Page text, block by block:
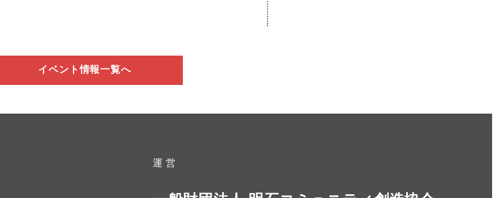
イベント情報一覧へ
運 営